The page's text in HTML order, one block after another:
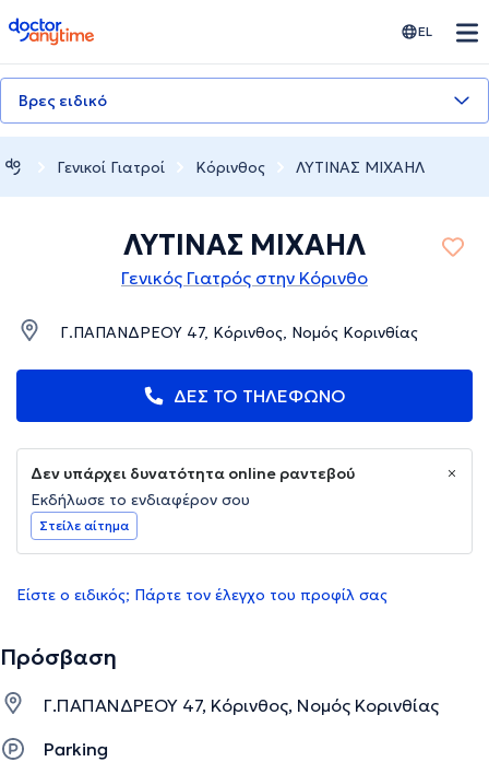
doctoranytime EL
Βρες ειδικό
Γενικοί Γιατροί Κόρινθος ΛΥΤΙΝΑΣ ΜΙΧΑΗΛ
ΛΥΤΙΝΑΣ ΜΙΧΑΗΛ
Γενικός Γιατρός στην Κόρινθο
Γ.ΠΑΠΑΝΔΡΕΟΥ 47, Κόρινθος, Νομός Κορινθίας
ΔΕΣ ΤΟ ΤΗΛΕΦΩΝΟ
Δεν υπάρχει δυνατότητα online ραντεβού
Εκδήλωσε το ενδιαφέρον σου
Στείλε αίτημα
Είστε ο ειδικός; Πάρτε τον έλεγχο του προφίλ σας
Πρόσβαση
Γ.ΠΑΠΑΝΔΡΕΟΥ 47, Κόρινθος, Νομός Κορινθίας
Parking